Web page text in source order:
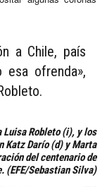
a Chile, país
esa ofrenda»,
Luisa Robleto (i), y los
Katz Darío (d) y Marta
del centenario de
(EFE/Sebastian Silva)